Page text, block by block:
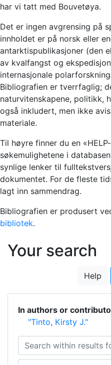
har vi tatt med Bouvetøya.
Det er ingen avgrensing på
innholdet er på norsk eller
antarktispublikasjoner (den
av kvalfangst og
internasjonale
Bibliografien er tverrfaglig;
naturvitenskapene, politikk,
også inkludert, men ikke
materiale.
Til høyre finner du en
søkemulighetene i
synlige lenker til
dokumentet. For de fleste
lagt inn sammendrag.
Bibliografien er produsert
bibliotek.
Your search
Help
In authors or
"Tinto, Kirsty J."
Search within results